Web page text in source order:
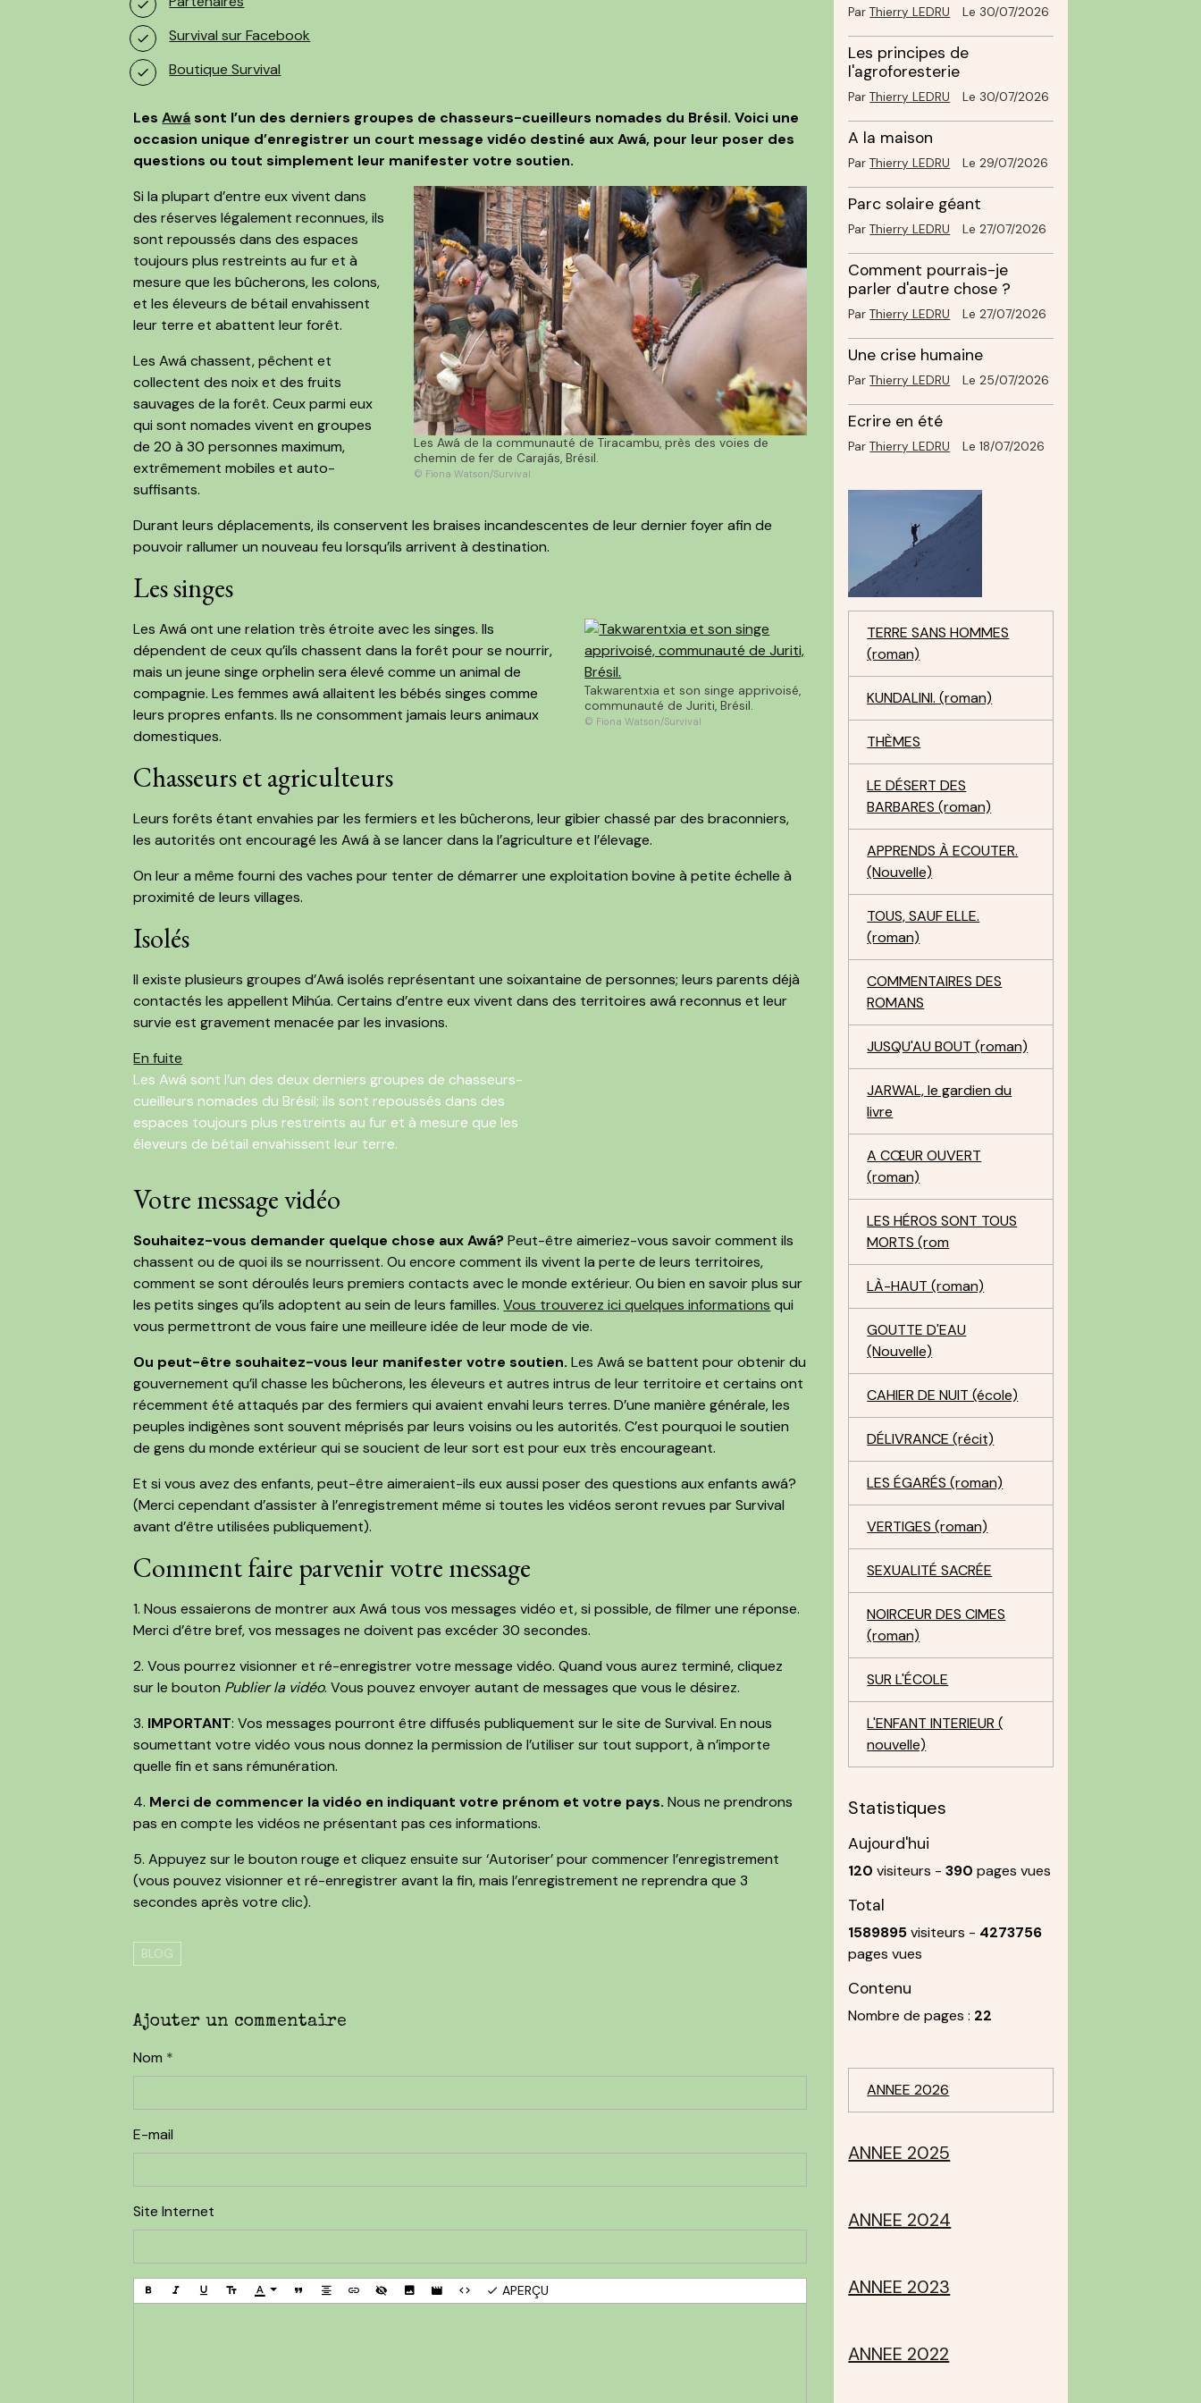
Survival sur Facebook
Boutique Survival
LesAwásont l’un des derniers groupes de chasseurs-cueilleurs nomades du Brésil. Voici une
occasion unique d’enregistrer un court message vidéo destiné aux Awá, pour leur poser des
questions ou tout simplement leur manifester votre soutien.
Les Awá de la communauté de Tiracambu, près des voies de
chemin de fer de Carajás, Brésil.
© Fiona Watson/Survival
Si la plupart d’entre eux vivent dans
des réserves légalement reconnues, ils
sont repoussés dans des espaces
toujours plus restreints au fur et à
mesure que les bûcherons, les colons,
et les éleveurs de bétail envahissent
leur terre et abattent leur forêt.
Les Awá chassent, pêchent et
collectent des noix et des fruits
sauvages de la forêt. Ceux parmi eux
qui sont nomades vivent en groupes
de 20 à 30 personnes maximum,
extrêmement mobiles et auto-
suffisants.
Durant leurs déplacements, ils conservent les braises incandescentes de leur dernier foyer afin de
pouvoir rallumer un nouveau feu lorsqu’ils arrivent à destination.
Les singes
Takwarentxia et son singe apprivoisé,
communauté de Juriti, Brésil.
© Fiona Watson/Survival
Les Awá ont une relation très étroite avec les singes. Ils
dépendent de ceux qu’ils chassent dans la forêt pour se nourrir,
mais un jeune singe orphelin sera élevé comme un animal de
compagnie. Les femmes awá allaitent les bébés singes comme
leurs propres enfants. Ils ne consomment jamais leurs animaux
domestiques.
Chasseurs et agriculteurs
Leurs forêts étant envahies par les fermiers et les bûcherons, leur gibier chassé par des braconniers,
les autorités ont encouragé les Awá à se lancer dans la l’agriculture et l’élevage.
On leur a même fourni des vaches pour tenter de démarrer une exploitation bovine à petite échelle à
proximité de leurs villages.
Isolés
Il existe plusieurs groupes d’Awá isolés représentant une soixantaine de personnes; leurs parents déjà
contactés les appellent Mihúa. Certains d’entre eux vivent dans des territoires awá reconnus et leur
survie est gravement menacée par les invasions.
En fuite
Les Awá sont l’un des deux derniers groupes de chasseurs-
cueilleurs nomades du Brésil; ils sont repoussés dans des
espaces toujours plus restreints au fur et à mesure que les
éleveurs de bétail envahissent leur terre.
Votre message vidéo
Souhaitez-vous demander quelque chose aux Awá? Peut-être aimeriez-vous savoir comment ils
chassent ou de quoi ils se nourrissent. Ou encore comment ils vivent la perte de leurs territoires,
comment se sont déroulés leurs premiers contacts avec le monde extérieur. Ou bien en savoir plus sur
les petits singes qu’ils adoptent au sein de leurs familles.Vous trouverez ici quelques informations qui
vous permettront de vous faire une meilleure idée de leur mode de vie.
Ou peut-être souhaitez-vous leur manifester votre soutien. Les Awá se battent pour obtenir du
gouvernement qu’il chasse les bûcherons, les éleveurs et autres intrus de leur territoire et certains ont
récemment été attaqués par des fermiers qui avaient envahi leurs terres. D’une manière générale, les
peuples indigènes sont souvent méprisés par leurs voisins ou les autorités. C’est pourquoi le soutien
de gens du monde extérieur qui se soucient de leur sort est pour eux très encourageant.
Et si vous avez des enfants, peut-être aimeraient-ils eux aussi poser des questions aux enfants awá?
(Merci cependant d’assister à l’enregistrement même si toutes les vidéos seront revues par Survival
avant d’être utilisées publiquement).
Comment faire parvenir votre message
1. Nous essaierons de montrer aux Awá tous vos messages vidéo et, si possible, de filmer une réponse.
Merci d’être bref, vos messages ne doivent pas excéder 30 secondes.
2. Vous pourrez visionner et ré-enregistrer votre message vidéo. Quand vous aurez terminé, cliquez
sur le bouton Publier la vidéo. Vous pouvez envoyer autant de messages que vous le désirez.
3. IMPORTANT: Vos messages pourront être diffusés publiquement sur le site de Survival. En nous
soumettant votre vidéo vous nous donnez la permission de l’utiliser sur tout support, à n’importe
quelle fin et sans rémunération.
4. Merci de commencer la vidéo en indiquant votre prénom et votre pays. Nous ne prendrons
pas en compte les vidéos ne présentant pas ces informations.
5. Appuyez sur le bouton rouge et cliquez ensuite sur ‘Autoriser’ pour commencer l’enregistrement
(vous pouvez visionner et ré-enregistrer avant la fin, mais l’enregistrement ne reprendra que 3
secondes après votre clic).
BLOG
Ajouter un commentaire
Nom
E-mail
Site Internet
APERÇU
ParThierry LEDRU Le 30/07/2026
Les principes de
l'agroforesterie
ParThierry LEDRU Le 30/07/2026
A la maison
ParThierry LEDRU Le 29/07/2026
Parc solaire géant
ParThierry LEDRU Le 27/07/2026
Comment pourrais-je
parler d'autre chose ?
ParThierry LEDRU Le 27/07/2026
Une crise humaine
ParThierry LEDRU Le 25/07/2026
Ecrire en été
ParThierry LEDRU Le 18/07/2026
TERRE SANS HOMMES
(roman)
KUNDALINI. (roman)
THÈMES
LE DÉSERT DES
BARBARES (roman)
APPRENDS À ECOUTER.
(Nouvelle)
TOUS, SAUF ELLE.
(roman)
COMMENTAIRES DES
ROMANS
JUSQU'AU BOUT (roman)
JARWAL, le gardien du
livre
A CŒUR OUVERT
(roman)
LES HÉROS SONT TOUS
MORTS (rom
LÀ-HAUT (roman)
GOUTTE D'EAU
(Nouvelle)
CAHIER DE NUIT (école)
DÉLIVRANCE (récit)
LES ÉGARÉS (roman)
VERTIGES (roman)
SEXUALITÉ SACRÉE
NOIRCEUR DES CIMES
(roman)
SUR L'ÉCOLE
L'ENFANT INTERIEUR (
nouvelle)
Statistiques
Aujourd'hui
120 visiteurs -390 pages vues
Total
1589895visiteurs - 4273756
pages vues
Contenu
Nombre de pages : 22
ANNEE 2026
ANNEE 2025
ANNEE 2024
ANNEE 2023
ANNEE 2022